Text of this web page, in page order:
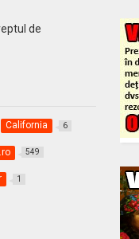
de
California 6
549
1